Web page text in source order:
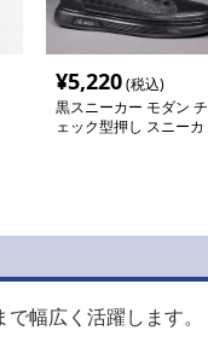
¥5,220(税込)
黒スニーカー モダン チ
ェック型押し スニーカ
幅広く活躍します。